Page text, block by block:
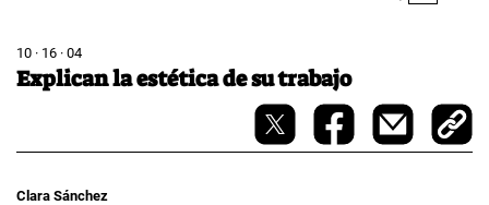
10 · 16 · 04
Explican la estética de su trabajo
Clara Sánchez